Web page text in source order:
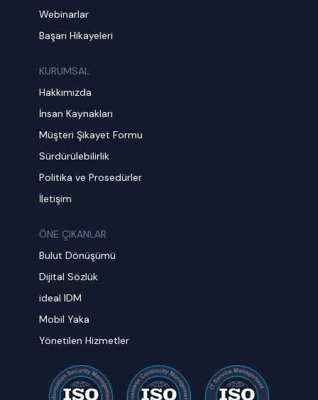
Webinarlar
Başarı Hikayeleri
KURUMSAL
Hakkımızda
İnsan Kaynakları
Müşteri Şikayet Formu
Sürdürülebilirlik
Politika ve Prosedürler
İletişim
ÖNE ÇIKANLAR
Bulut Dönüşümü
Dijital Sözlük
ideal IDM
Mobil Yaka
Yönetilen Hizmetler